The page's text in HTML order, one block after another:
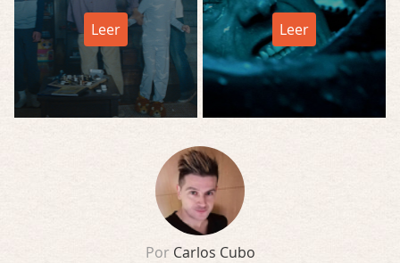
Leer Leer
Por Carlos Cubo